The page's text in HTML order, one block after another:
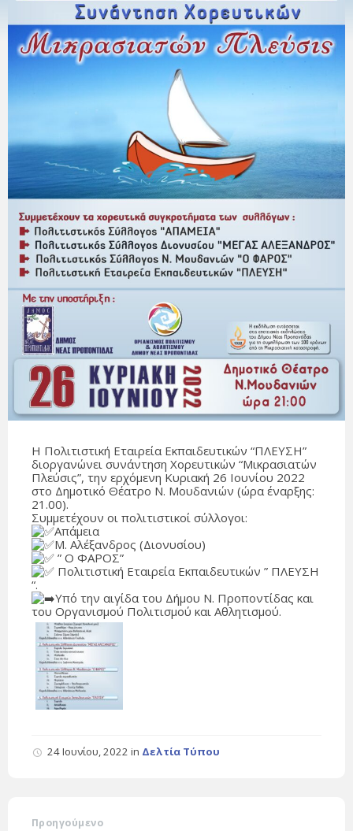
Η Πολιτιστική Εταιρεία Εκπαιδευτικών “ΠΛΕΥΣΗ”
διοργανώνει συνάντηση Χορευτικών “Μικρασιατών
Πλεύσις”, την ερχόμενη Κυριακή 26 Ιουνίου 2022
στο Δημοτικό Θέατρο Ν. Μουδανιών (ώρα έναρξης:
21.00).
Συμμετέχουν οι πολιτιστικοί σύλλογοι:
Απάμεια
Μ. Αλέξανδρος (Διονυσίου)
” Ο ΦΑΡΟΣ”
Πολιτιστική Εταιρεία Εκπαιδευτικών ” ΠΛΕΥΣΗ
“.
Υπό την αιγίδα του Δήμου Ν. Προποντίδας και
του Οργανισμού Πολιτισμού και Αθλητισμού.
24 Ιουνίου, 2022 in Δελτία Τύπου
Προηγούμενο